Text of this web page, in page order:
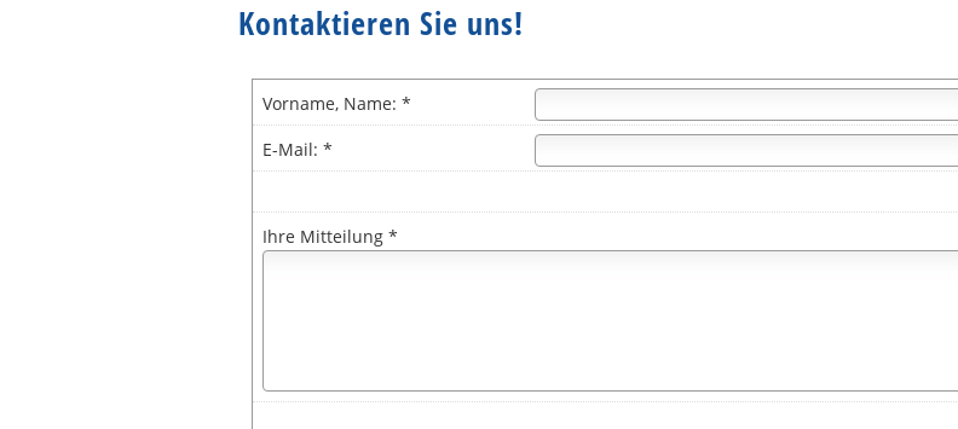
Kontaktieren Sie uns!
Vorname, Name: *
E-Mail: *
Ihre Mitteilung *